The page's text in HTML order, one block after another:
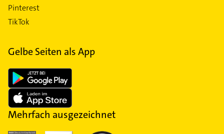
Pinterest
TikTok
Gelbe Seiten als App
Mehrfach ausgezeichnet